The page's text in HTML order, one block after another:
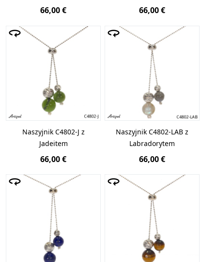
66,00 € 66,00 €
Naszyjnik C4802-J z
Jadeitem
66,00 €
Naszyjnik C4802-LAB z
Labradorytem
66,00 €